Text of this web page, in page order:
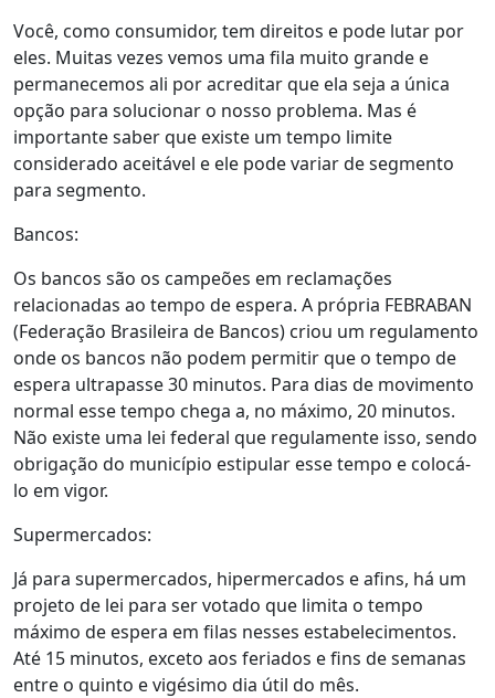
Você, como consumidor, tem direitos e pode lutar por
eles. Muitas vezes vemos uma fila muito grande e
permanecemos ali por acreditar que ela seja a única
opção para solucionar o nosso problema. Mas é
importante saber que existe um tempo limite
considerado aceitável e ele pode variar de segmento
para segmento.
Bancos:
Os bancos são os campeões em reclamações
relacionadas ao tempo de espera. A própria FEBRABAN
(Federação Brasileira de Bancos) criou um regulamento
onde os bancos não podem permitir que o tempo de
espera ultrapasse 30 minutos. Para dias de movimento
normal esse tempo chega a, no máximo, 20 minutos.
Não existe uma lei federal que regulamente isso, sendo
obrigação do município estipular esse tempo e colocá-
lo em vigor.
Supermercados:
Já para supermercados, hipermercados e afins, há um
projeto de lei para ser votado que limita o tempo
máximo de espera em filas nesses estabelecimentos.
Até 15 minutos, exceto aos feriados e fins de semanas
entre o quinto e vigésimo dia útil do mês.